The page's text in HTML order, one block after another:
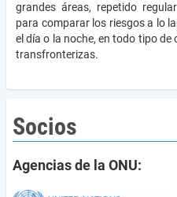
grandes áreas, repetido
para comparar los riesgos a lo
el día o la noche, en todo tipo
transfronterizas.
Socios
Agencias de la ONU: